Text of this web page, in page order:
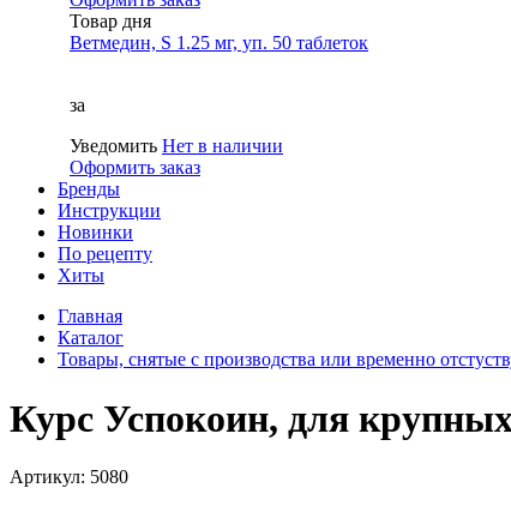
Товар дня
Ветмедин, S 1.25 мг, уп. 50 таблеток
за
Уведомить Нет в наличии
Оформить заказ
Бренды
Инструкции
Новинки
По рецепту
Хиты
Главная
Каталог
Товары, снятые с производства или временно
Курс Успокоин, для
Артикул: 5080